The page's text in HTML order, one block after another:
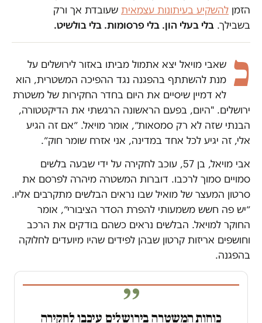
הזמן להשקיע בעיתונות עצמאית שעובדת אך ורק
בשבילך. בלי בעלי הון. בלי פרסומות. בלי בולשיט.
כ שאבי מויאל יצא אתמול מביתו באזור לירושלים על
מנת להשתתף בהפגנה נגד ההפיכה המשטרית, הוא
לא דמיין שיסיים את היום בחדר החקירות של משטרת
ירושלים. "היום, בפעם הראשונה הרגשתי את הדיקטטורה,
הבנתי שזה לא רק סמסאות״, אומר מויאל. ״אם זה הגיע
אלי, זה יגיע לכל אחד במדינה, אני אזרח שומר חוק״.
אבי מויאל, בן 57, עוכב לחקירה על ידי שבעה בלשים
סמויים סמוך לרכבו. דוברות המשטרה מיהרה לפרסם את
סרטון המעצר של מואיל שבו נראים הבלשים מתקרבים אליו.
״יש פה חשש משמעותי להפרת הסדר הציבורי״, אומר
החוקר למויאל. הבלשים נראים כשהם בודקים את הרכב
וחושפים אריזות קרטון שבהן לפידים שהיו מיועדים לחלוקה
בהפגנה.
כוחות המשטרה בירושלים עיכבו לחקירה